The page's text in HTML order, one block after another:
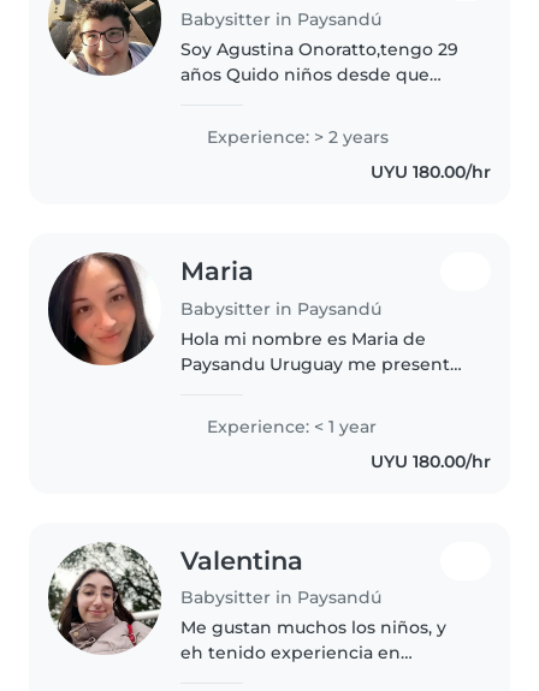
Babysitter in Paysandú
Soy Agustina Onoratto,tengo 29
años Quido niños desde que
cuidado a mi vecina y mi
hermanita. Fui niñera en estados
unidos cuidando a 3 niños por
Experience: > 2 years
UYU 180.00/hr
Maria
Babysitter in Paysandú
Hola mi nombre es Maria de
Paysandu Uruguay me presento
cariñosa tranquila ..tengo
experiencia con niños de
Experience: < 1 year
UYU 180.00/hr
Valentina
Babysitter in Paysandú
Me gustan muchos los niños, y
eh tenido experiencia en